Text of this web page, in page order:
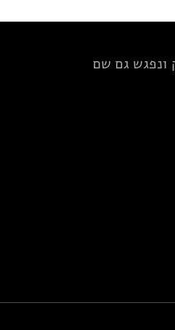
ונפגש גם שם